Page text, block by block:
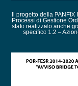
Il progetto della PANFIX
Processi di Gestione
stato realizzato anche
specifico 1.2 –